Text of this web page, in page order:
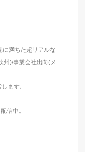
に満ちた超リアルな
州)/事業会社出向(メ
ます。
信中。